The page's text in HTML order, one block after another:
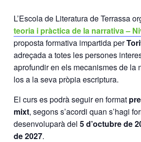
L’Escola de Literatura de Terrassa
teoria i pràctica de la narrativa –
proposta formativa impartida per
adreçada a totes les persones
aprofundir en els mecanismes de la
los a la seva pròpia escriptura.
El curs es podrà seguir en format
mixt, segons s’acordi quan s’hagi
desenvoluparà del 5 d’octubre de
de 2027.